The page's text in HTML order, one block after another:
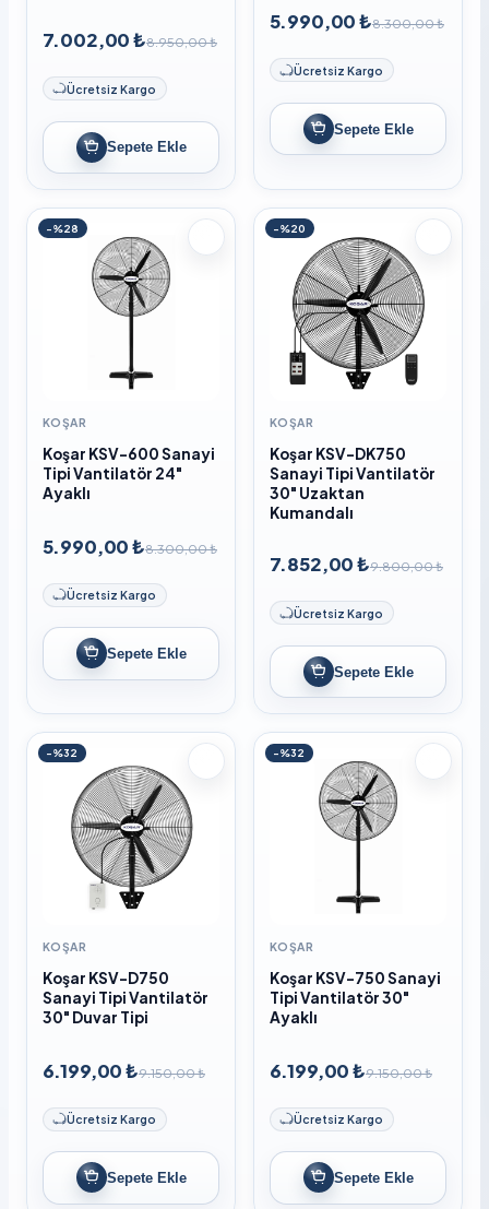
7.002,00 ₺8.950,00 ₺
Ücretsiz Kargo
Sepete Ekle
5.990,00 ₺8.300,00 ₺
Ücretsiz Kargo
Sepete Ekle
-%28
KOŞAR
Koşar KSV-600 Sanayi
Tipi Vantilatör 24"
Ayaklı
5.990,00 ₺8.300,00 ₺
Ücretsiz Kargo
Sepete Ekle
-%20
KOŞAR
Koşar KSV-DK750
Sanayi Tipi Vantilatör
30" Uzaktan
Kumandalı
7.852,00 ₺9.800,00 ₺
Ücretsiz Kargo
Sepete Ekle
-%32
KOŞAR
Koşar KSV-D750
Sanayi Tipi Vantilatör
30" Duvar Tipi
6.199,00 ₺9.150,00 ₺
Ücretsiz Kargo
Sepete Ekle
-%32
KOŞAR
Koşar KSV-750 Sanayi
Tipi Vantilatör 30"
Ayaklı
6.199,00 ₺9.150,00 ₺
Ücretsiz Kargo
Sepete Ekle